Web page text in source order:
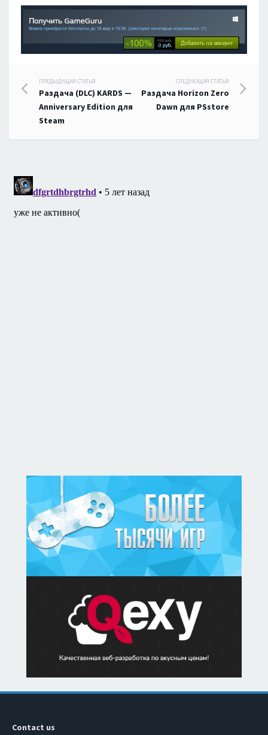
Навигация
по
записям
ПРЕДЫДУЩАЯ СТАТЬЯ
Раздача (DLC) KARDS —
Anniversary Edition для
Steam
СЛЕДУЮЩАЯ СТАТЬЯ
Раздача Horizon Zero
Dawn для PSstore
Contact us